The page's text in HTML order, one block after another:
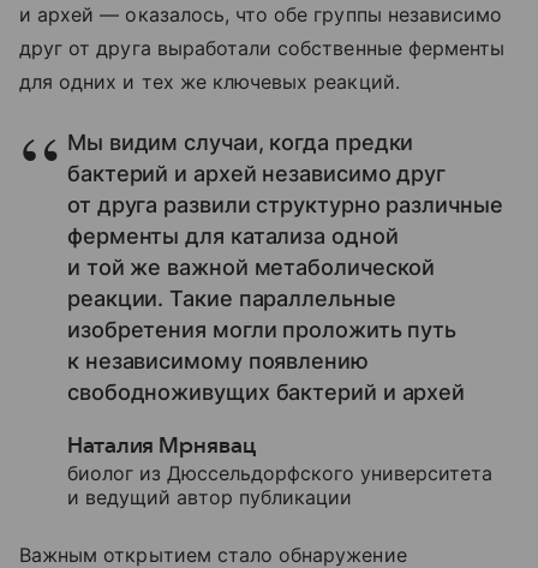
и архей — оказалось, что обе группы независимо
друг от друга выработали собственные ферменты
для одних и тех же ключевых реакций.
Мы видим случаи, когда предки
бактерий и архей независимо друг
от друга развили структурно различные
ферменты для катализа одной
и той же важной метаболической
реакции. Такие параллельные
изобретения могли проложить путь
к независимому появлению
свободноживущих бактерий и архей
Наталия Мрнявац
биолог из Дюссельдорфского университета
и ведущий автор публикации
Важным открытием стало обнаружение